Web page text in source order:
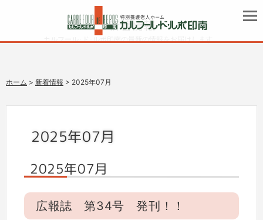
新着情報
カルフール･ド･ルポ印南の最新の情報をお届けします。
ホーム > 新着情報 > 2025年07月
2025年07月
2025年07月
広報誌 第34号 発刊！！